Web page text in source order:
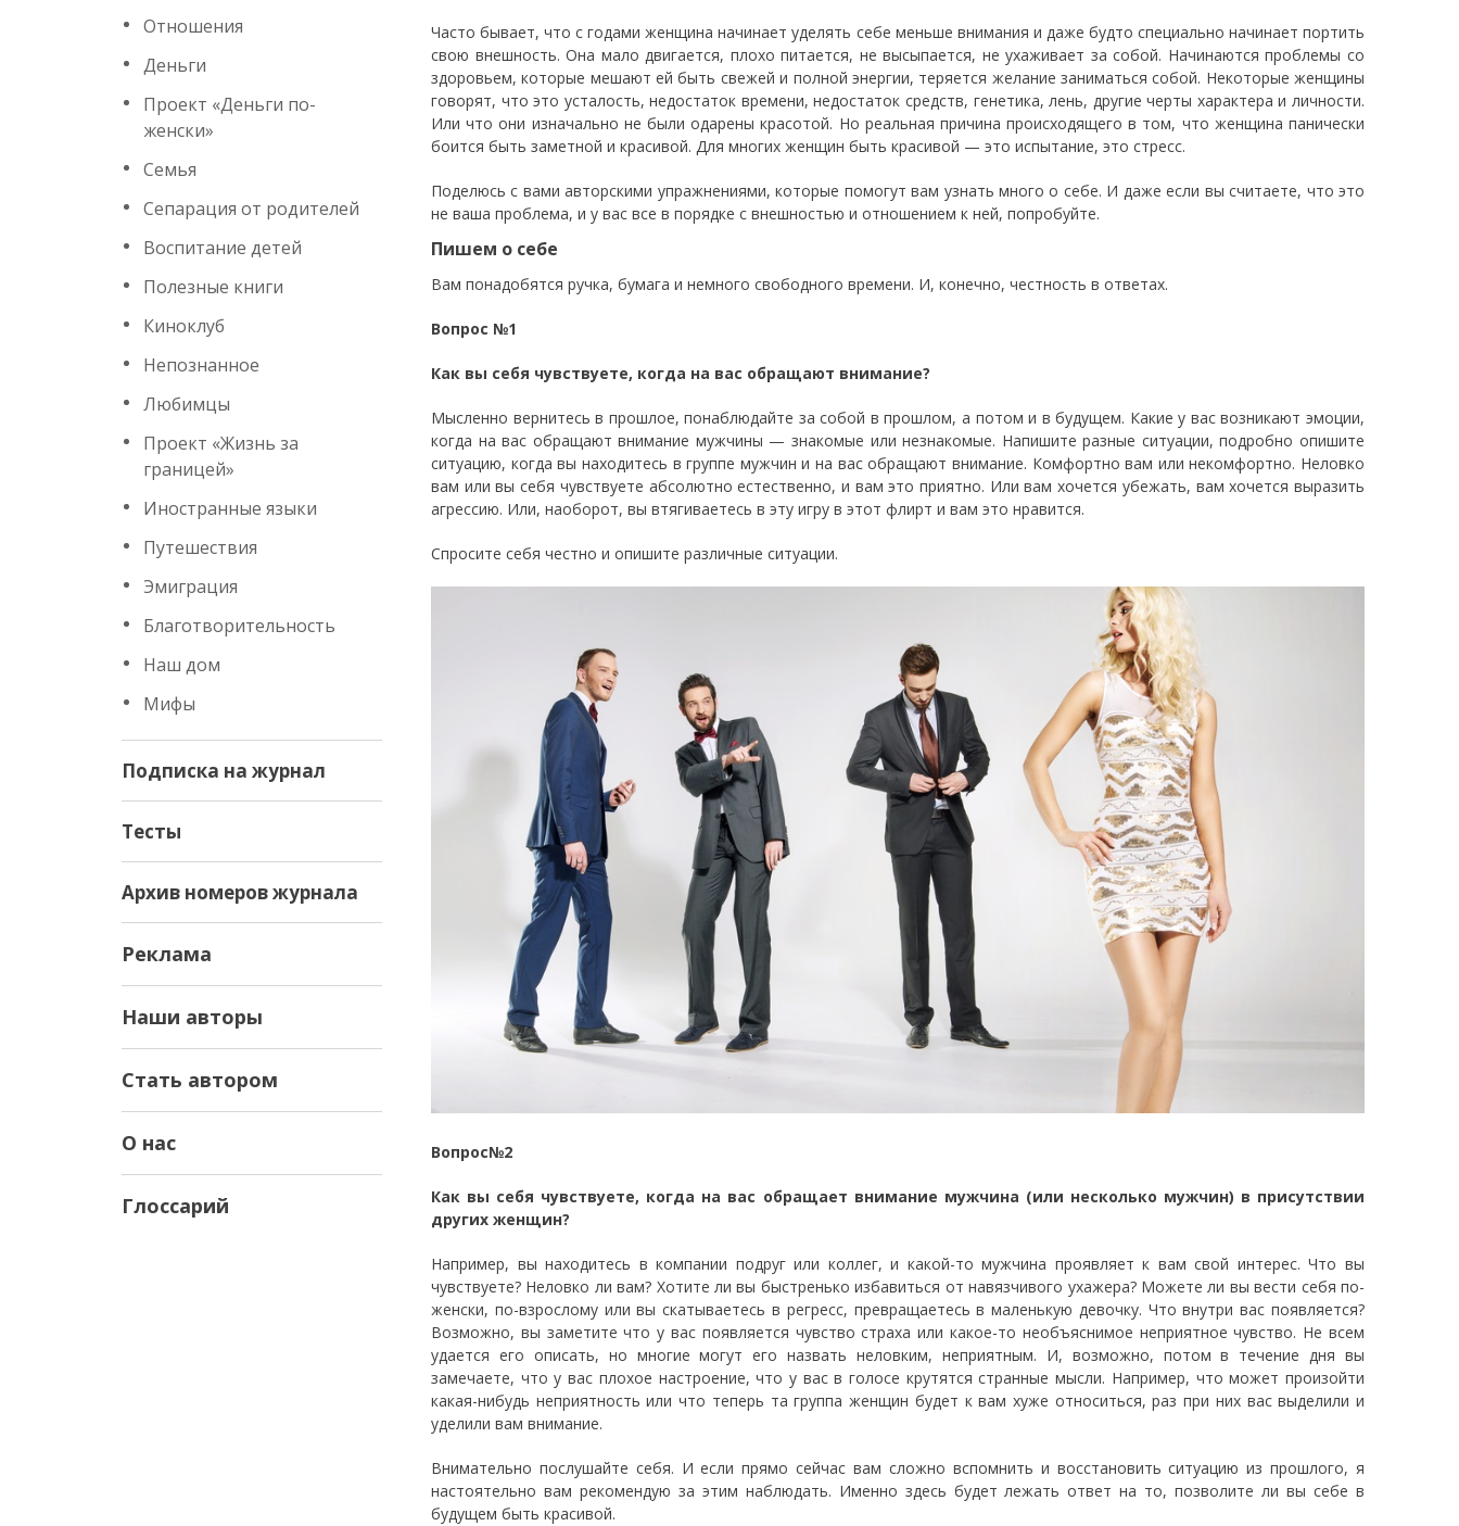
Отношения
Деньги
Проект «Деньги по-
женски»
Семья
Сепарация от родителей
Воспитание детей
Полезные книги
Киноклуб
Непознанное
Любимцы
Проект «Жизнь за
границей»
Иностранные языки
Путешествия
Эмиграция
Благотворительность
Наш дом
Мифы
Подписка на журнал
Тесты
Архив номеров журнала
Реклама
Наши авторы
Стать автором
О нас
Глоссарий
Часто бывает, что с годами женщина начинает уделять себе меньше внимания и даже будто специально начинает портить
свою внешность. Она мало двигается, плохо питается, не высыпается, не ухаживает за собой. Начинаются проблемы со
здоровьем, которые мешают ей быть свежей и полной энергии, теряется желание заниматься собой. Некоторые женщины
говорят, что это усталость, недостаток времени, недостаток средств, генетика, лень, другие черты характера и личности.
Или что они изначально не были одарены красотой. Но реальная причина происходящего в том, что женщина панически
боится быть заметной и красивой. Для многих женщин быть красивой — это испытание, это стресс.
Поделюсь с вами авторскими упражнениями, которые помогут вам узнать много о себе. И даже если вы считаете, что это
не ваша проблема, и у вас все в порядке с внешностью и отношением к ней, попробуйте.
Пишем о себе
Вам понадобятся ручка, бумага и немного свободного времени. И, конечно, честность в ответах.
Вопрос №1
Как вы себя чувствуете, когда на вас обращают внимание?
Мысленно вернитесь в прошлое, понаблюдайте за собой в прошлом, а потом и в будущем. Какие у вас возникают эмоции,
когда на вас обращают внимание мужчины — знакомые или незнакомые. Напишите разные ситуации, подробно опишите
ситуацию, когда вы находитесь в группе мужчин и на вас обращают внимание. Комфортно вам или некомфортно. Неловко
вам или вы себя чувствуете абсолютно естественно, и вам это приятно. Или вам хочется убежать, вам хочется выразить
агрессию. Или, наоборот, вы втягиваетесь в эту игру в этот флирт и вам это нравится.
Спросите себя честно и опишите различные ситуации.
Вопрос№2
Как вы себя чувствуете, когда на вас обращает внимание мужчина (или несколько мужчин) в присутствии
других женщин?
Например, вы находитесь в компании подруг или коллег, и какой-то мужчина проявляет к вам свой интерес. Что вы
чувствуете? Неловко ли вам? Хотите ли вы быстренько избавиться от навязчивого ухажера? Можете ли вы вести себя по-
женски, по-взрослому или вы скатываетесь в регресс, превращаетесь в маленькую девочку. Что внутри вас появляется?
Возможно, вы заметите что у вас появляется чувство страха или какое-то необъяснимое неприятное чувство. Не всем
удается его описать, но многие могут его назвать неловким, неприятным. И, возможно, потом в течение дня вы
замечаете, что у вас плохое настроение, что у вас в голосе крутятся странные мысли. Например, что может произойти
какая-нибудь неприятность или что теперь та группа женщин будет к вам хуже относиться, раз при них вас выделили и
уделили вам внимание.
Внимательно послушайте себя. И если прямо сейчас вам сложно вспомнить и восстановить ситуацию из прошлого, я
настоятельно вам рекомендую за этим наблюдать. Именно здесь будет лежать ответ на то, позволите ли вы себе в
будущем быть красивой.